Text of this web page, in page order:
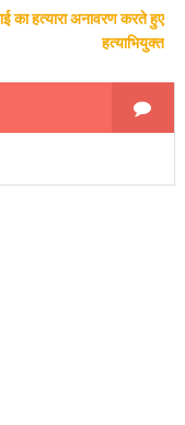
का हत्यारा अनावरण करते हुए
हत्याभियुक्त